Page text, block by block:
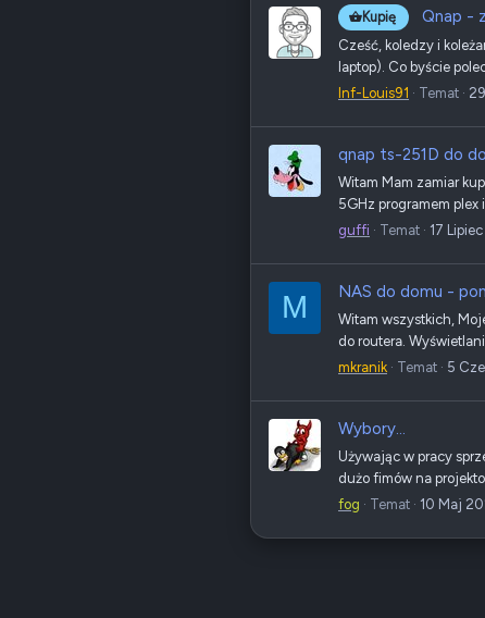
Kupię Qnap -
Cześć, koledzy i
laptop). Co byście
Inf-Louis91
Temat
qnap ts-251D do
Witam Mam zamiar
5GHz programem plex
guffi
Temat 17
M NAS do domu -
Witam wszystkich,
do routera.
mkranik
Temat 5
Wybory...
Używając w pracy
dużo fimów na
fog
Temat 10 Maj